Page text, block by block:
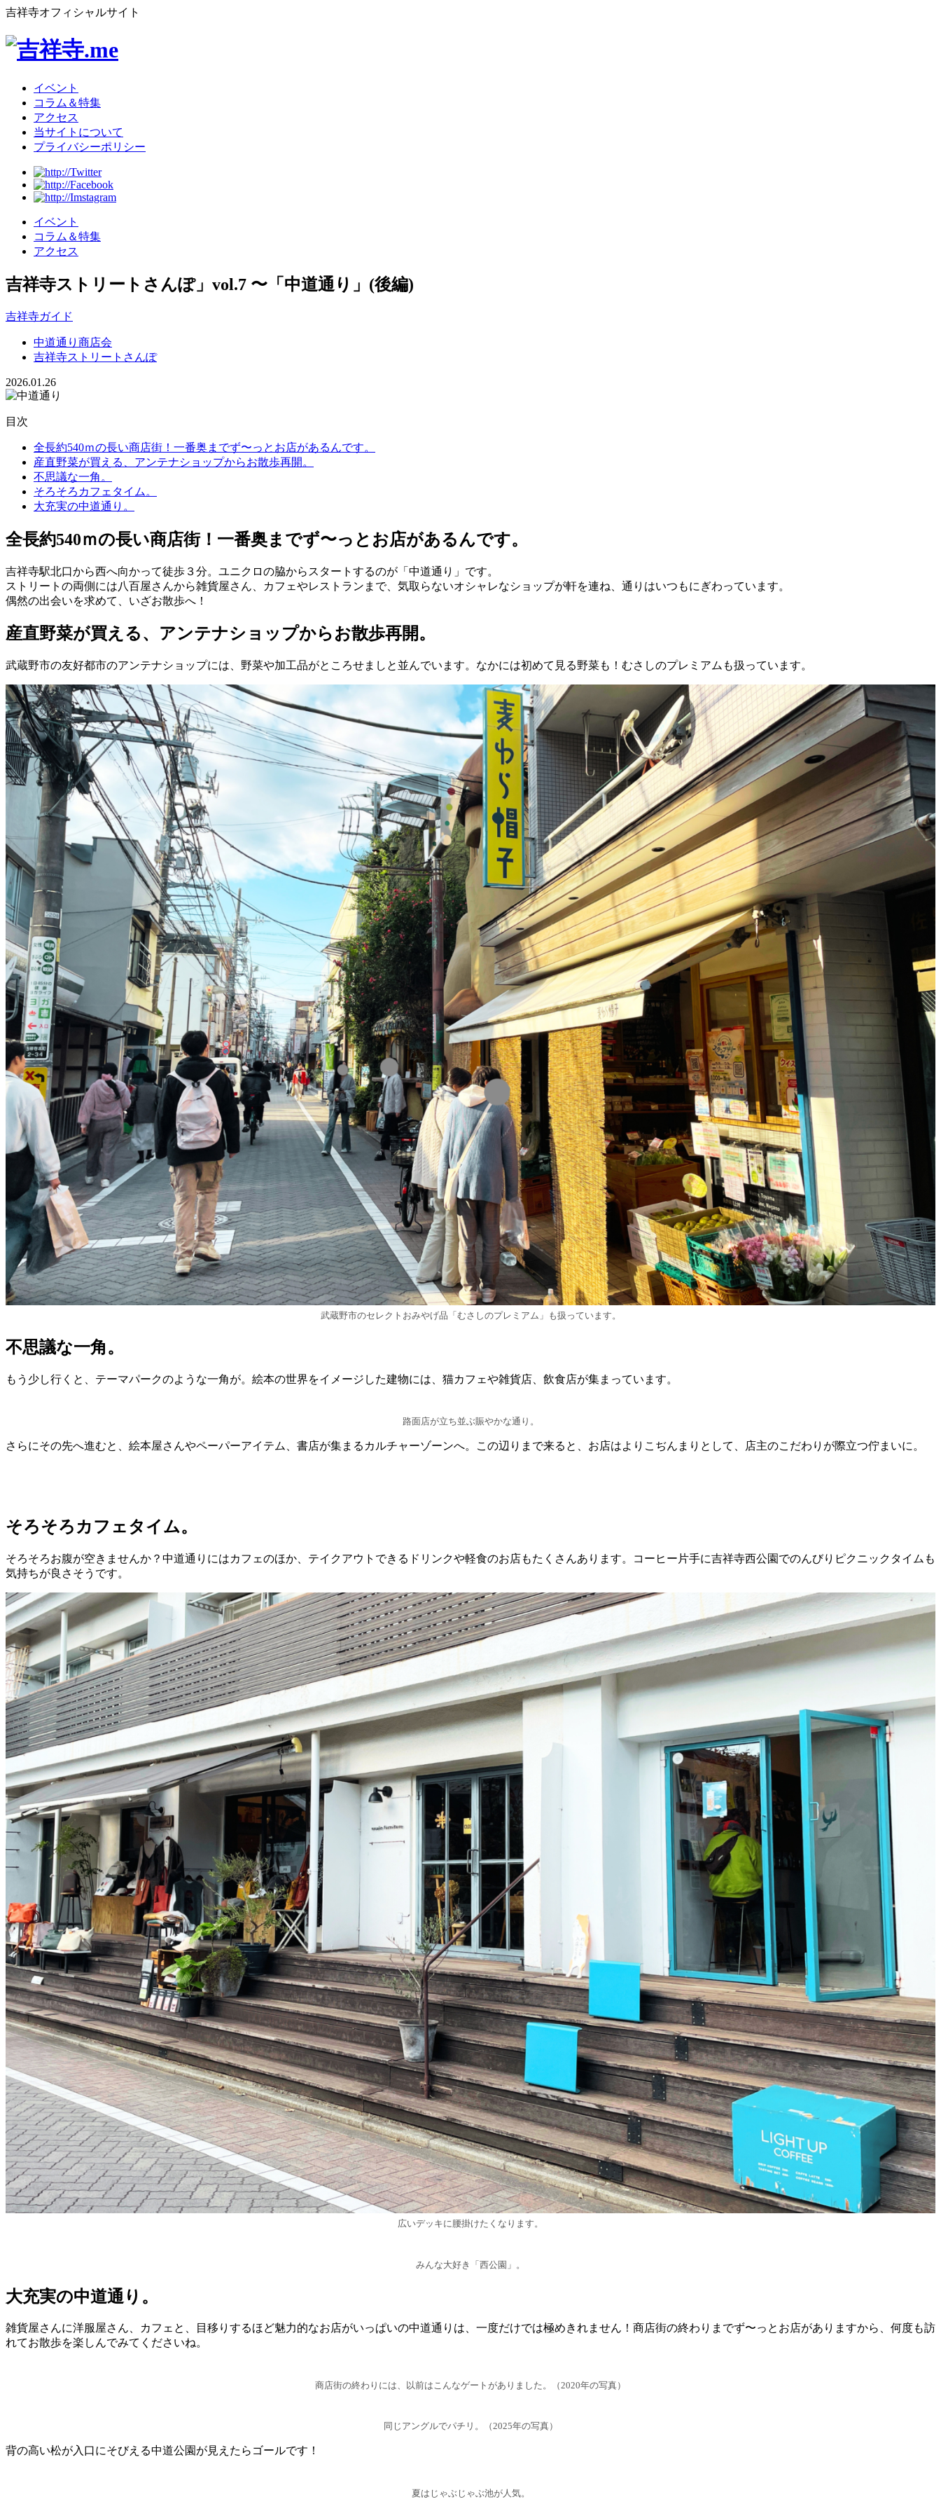
吉祥寺オフィシャルサイト
イベント
コラム＆特集
アクセス
当サイトについて
プライバシーポリシー
イベント
コラム＆特集
アクセス
吉祥寺ストリートさんぽ」vol.7 〜「中道通り」(後編)
吉祥寺ガイド
中道通り商店会
吉祥寺ストリートさんぽ
2026.01.26
目次
全長約540ｍの長い商店街！一番奥までず〜っとお店があるんです。
産直野菜が買える、アンテナショップからお散歩再開。
不思議な一角。
そろそろカフェタイム。
大充実の中道通り。
全長約540ｍの長い商店街！一番奥までず〜っとお店があるんです。
吉祥寺駅北口から西へ向かって徒歩３分。ユニクロの脇からスタートするのが「中道通り」です。
ストリートの両側には八百屋さんから雑貨屋さん、カフェやレストランまで、気取らないオシャレなショップが軒を連ね、通りはいつもにぎわっています。
偶然の出会いを求めて、いざお散歩へ！
産直野菜が買える、アンテナショップからお散歩再開。
武蔵野市の友好都市のアンテナショップには、野菜や加工品がところせましと並んでいます。なかには初めて見る野菜も！むさしのプレミアムも扱っています。
武蔵野市のセレクトおみやげ品「むさしのプレミアム」も扱っています。
不思議な一角。
もう少し行くと、テーマパークのような一角が。絵本の世界をイメージした建物には、猫カフェや雑貨店、飲食店が集まっています。
路面店が立ち並ぶ賑やかな通り。
さらにその先へ進むと、絵本屋さんやペーパーアイテム、書店が集まるカルチャーゾーンへ。この辺りまで来ると、お店はよりこぢんまりとして、店主のこだわりが際立つ佇まいに。
そろそろカフェタイム。
そろそろお腹が空きませんか？中道通りにはカフェのほか、テイクアウトできるドリンクや軽食のお店もたくさんあります。コーヒー片手に吉祥寺西公園でのんびりピクニックタイムも
気持ちが良さそうです。
広いデッキに腰掛けたくなります。
みんな大好き「西公園」。
大充実の中道通り。
雑貨屋さんに洋服屋さん、カフェと、目移りするほど魅力的なお店がいっぱいの中道通りは、一度だけでは極めきれません！商店街の終わりまでず〜っとお店がありますから、何度も訪
れてお散歩を楽しんでみてくださいね。
商店街の終わりには、以前はこんなゲートがありました。（2020年の写真）
同じアングルでパチリ。（2025年の写真）
背の高い松が入口にそびえる中道公園が見えたらゴールです！
夏はじゃぶじゃぶ池が人気。